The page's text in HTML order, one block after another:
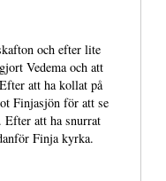
och efter lite
Vedema och att
att ha kollat på
Finjasjön för att se
att ha snurrat
Finja kyrka.